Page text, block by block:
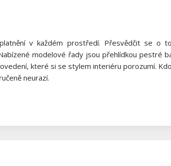
v každém prostředí. Přesvědčit se o
modelové řady jsou přehlídkou pestré
které si se stylem interiéru porozumí.
neurazí.